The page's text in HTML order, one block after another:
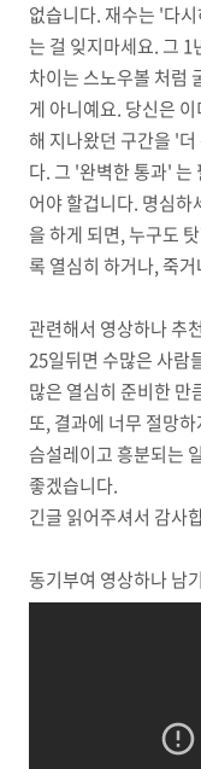
없습니다. 재수는 '다
는 걸 잊지마세요. 그
차이는 스노우볼 처럼
게 아니예요. 당신은
해 지나왔던 구간을 '
다. 그 '완벽한 통과' 는
어야 할겁니다. 명심하
을 하게 되면, 누구도
록 열심히 하거나, 죽
관련해서 영상하나 추
25일뒤면 수많은 사람
많은 열심히 준비한 만
또, 결과에 너무 절망
슴설레이고 흥분되는
좋겠습니다.
긴글 읽어주셔서 감사
동기부여 영상하나 남